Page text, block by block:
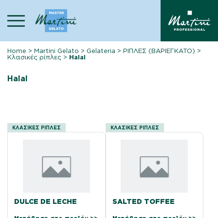
content
Home >Martini Gelato > Gelateria >ΡΙΠΛΕΣ (ΒΑΡΙΕΓΚΑΤΟ) >
Κλασικές ρίπλες > Halal
Halal
ΚΛΑΣΙΚΈΣ ΡΊΠΛΕΣ
DULCE DE LECHE
ΚΛΑΣΙΚΈΣ ΡΊΠΛΕΣ
SALTED TOFFEE